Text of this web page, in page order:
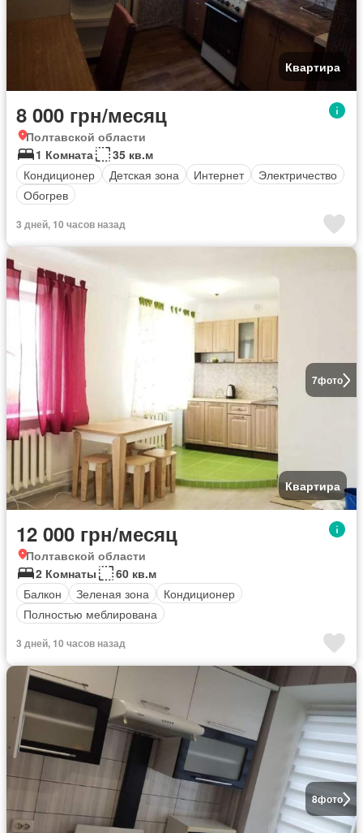
Квартира
8 000 грн/месяц
Полтавской области
1 Комната
35 кв.м
Кондиционер
Детская зона Интернет
Электричество
Обогрев
3 дней, 10 часов назад
7фото
Квартира
12 000 грн/месяц
Полтавской области
2 Комнаты
60 кв.м
Балкон
Зеленая зона
Кондиционер
Полностью меблирована
3 дней, 10 часов назад
8фото